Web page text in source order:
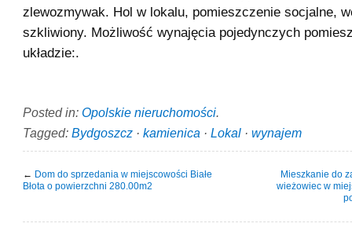
zlewozmywak. Hol w lokalu, pomieszczenie socjalne,
szkliwiony. Możliwość wynajęcia pojedynczych
układzie:.
Posted in: Opolskie nieruchomości.
Tagged: Bydgoszcz · kamienica · Lokal · wynajem
← Dom do sprzedania w miejscowości Białe
Błota o powierzchni 280.00m2
Mieszkanie do
wieżowiec w